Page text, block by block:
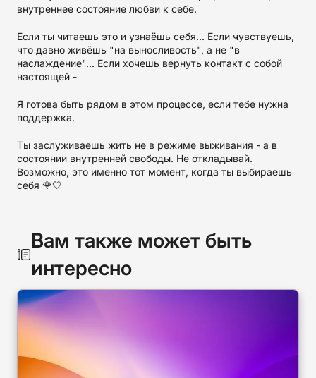
внутреннее состояние любви к себе.
Если ты читаешь это и узнаёшь себя... Если чувствуешь,
что давно живёшь "на выносливость", а не "в
наслаждение"... Если хочешь вернуть контакт с собой
настоящей -
Я готова быть рядом в этом процессе, если тебе нужна
поддержка.
Ты заслуживаешь жить не в режиме выживания - а в
состоянии внутренней свободы. Не откладывай.
Возможно, это именно тот момент, когда ты выбираешь
себя 🌹🤍
Вам также может быть
интересно